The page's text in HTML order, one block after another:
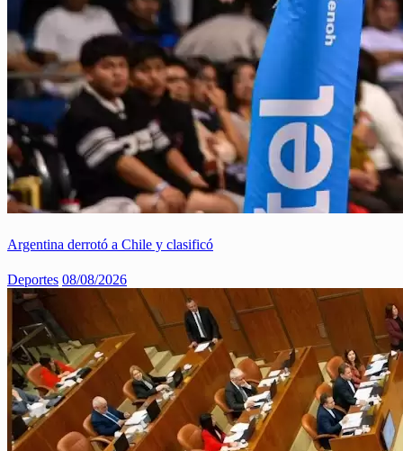
Argentina derrotó a Chile y clasificó
Deportes 08/08/2026